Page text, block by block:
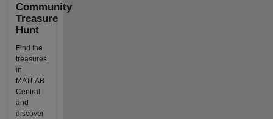
Community
Treasure
Hunt
Find the
treasures
in
MATLAB
Central
and
discover